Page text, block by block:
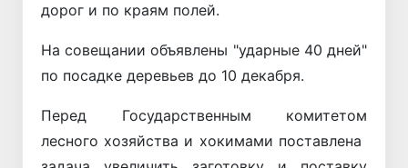
дорог и по краям полей.
На совещании объявлены "ударные 40 дней"
по посадке деревьев до 10 декабря.
Перед Государственным комитетом
лесного хозяйства и хокимами поставлена ​​